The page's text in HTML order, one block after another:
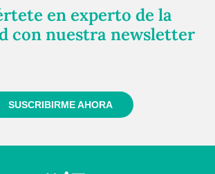
en experto de la
con nuestra newsletter
SUSCRIBIRME AHORA